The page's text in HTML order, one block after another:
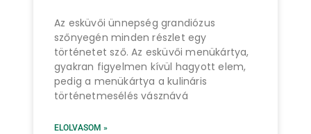
Az esküvői ünnepség grandiózus
szőnyegén minden részlet egy
történetet sző. Az esküvői menükártya,
gyakran figyelmen kívül hagyott elem,
pedig a menükártya a kulináris
történetmesélés vásznává
ELOLVASOM »